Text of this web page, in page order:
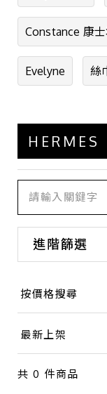
Constance 康
Evelyne 絲
進階篩選
其他
系列
Kelly 凱莉
Bolide
Picotin
Constance
Garden
Bearn
Other 其他
商品等級
共 0 件商品